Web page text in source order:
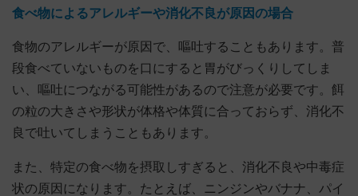
食べ物によるアレルギーや消化不良が原因の場合
食物のアレルギーが原因で、嘔吐することもあります。普
段食べていないものを口にすると胃がびっくりしてしま
い、嘔吐につながる可能性があるので注意が必要です。餌
の粒の大きさや形状が体格や体質に合っておらず、消化不
良で吐いてしまうこともあります。
また、特定の食べ物を摂取しすぎると、消化不良や中毒症
状の原因になります。たとえば、ニンジンやバナナ、パイ